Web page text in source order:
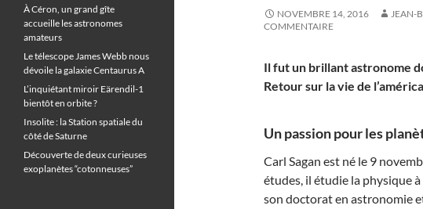
NOVEMBRE 14, 2016 JEAN-
COMMENTAIRE
Il fut un brillant astronome
Retour sur la vie de
Un passion pour les
Carl Sagan est né le 9
études, il étudie la physique à
son doctorat en astronomie
À Céron, un grand gîte
accueille les astronomes
amateurs
Le télescope James Webb nous
dévoile la galaxie Centaurus A
L’inquiétant miroir Eärendil-1
bientôt en orbite ?
Insolite : la Station spatiale du
côté de Saturne
Découverte de deux curieuses
exoplanètes “cotonneuses”